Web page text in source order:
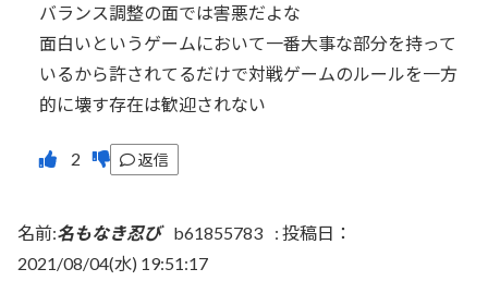
バランス調整の面では害悪だよな
面白いというゲームにおいて一番大事な部分を持って
いるから許されてるだけで対戦ゲームのルールを一方
的に壊す存在は歓迎されない
返信
名前:名もなき忍び b61855783 : 投稿日：
2021/08/04(水) 19:51:17